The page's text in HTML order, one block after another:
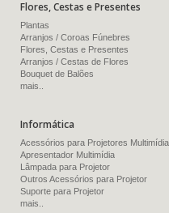
Flores, Cestas e Presentes
Plantas
Arranjos / Coroas Fúnebres
Flores, Cestas e Presentes
Arranjos / Cestas de Flores
Bouquet de Balões
mais..
Informática
Acessórios para Projetores Multimídia
Apresentador Multimídia
Lâmpada para Projetor
Outros Acessórios para Projetor
Suporte para Projetor
mais..